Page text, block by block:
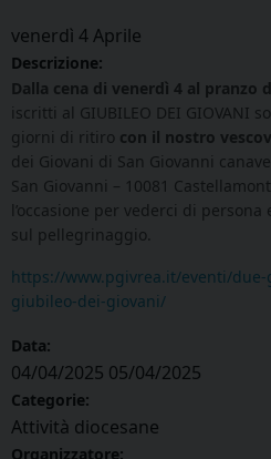
venerdì 4Aprile
Descrizione:
Dalla cena di venerdì 4 al pranzo
iscritti al GIUBILEO DEI GIOVANI
giorni di ritiro con il nostro
dei Giovani di San Giovanni
San Giovanni – 10081
l’occasione per vederci di
sul pellegrinaggio.
https://www.pgivrea.it/eventi/
giubileo-dei-giovani/
Data:
04/04/2025 05/04/2025
Categorie:
Attività diocesane
Organizzatore: